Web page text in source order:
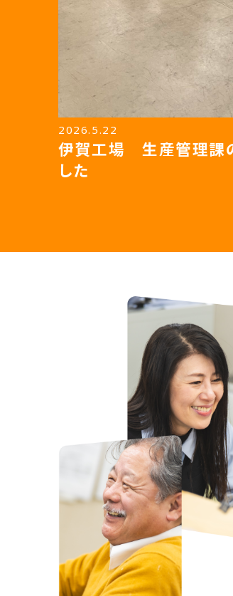
2026.5.22
伊賀工場 生産管理課
した